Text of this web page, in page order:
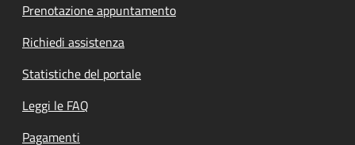
Prenotazione appuntamento
Richiedi assistenza
Statistiche del portale
Leggi le FAQ
Pagamenti